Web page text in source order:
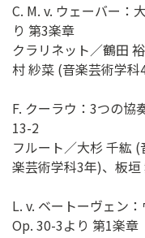
C. M. v. ウェーバー：
り 第3楽章
クラリネット／鶴田
村 紗菜 (音楽芸術学科
F. クーラウ：3つの協
13-2
フルート／大杉 千紘
楽芸術学科3年)、板
L. v. ベートーヴェン
Op. 30-3より 第1楽章